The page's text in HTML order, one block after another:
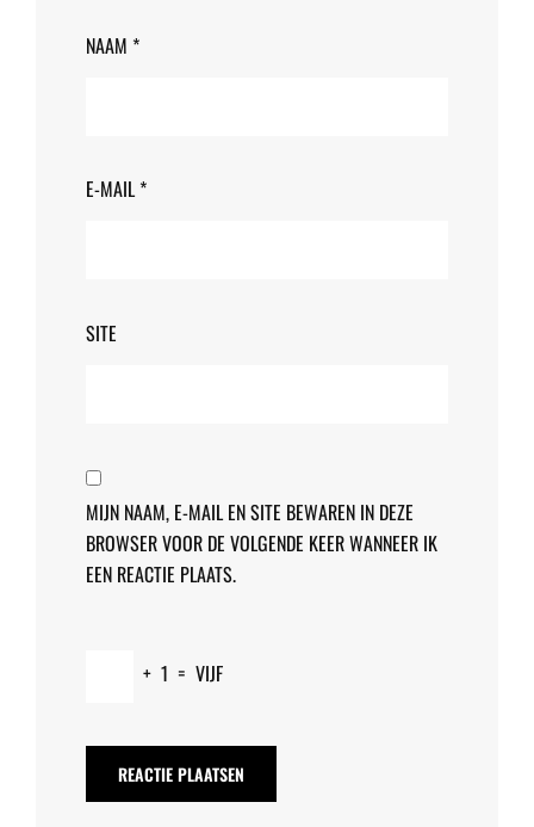
NAAM *
E-MAIL*
SITE
MIJN NAAM, E-MAIL EN SITE BEWAREN IN DEZE
BROWSER VOOR DE VOLGENDE KEER WANNEER IK
EEN REACTIE PLAATS.
+ 1 = VIJF